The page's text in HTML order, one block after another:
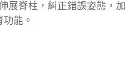
展脊柱，糾正錯誤姿態，加
能。